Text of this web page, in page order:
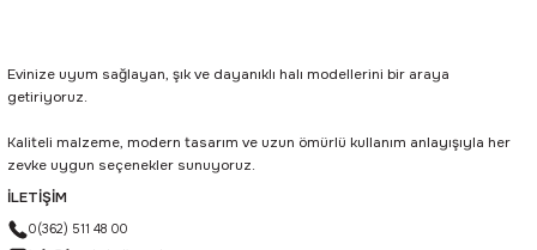
Evinize uyum sağlayan, şık ve dayanıklı halı modellerini bir araya
getiriyoruz.
Kaliteli malzeme, modern tasarım ve uzun ömürlü kullanım anlayışıyla her
zevke uygun seçenekler sunuyoruz.
İLETİŞİM
0(362) 511 48 00